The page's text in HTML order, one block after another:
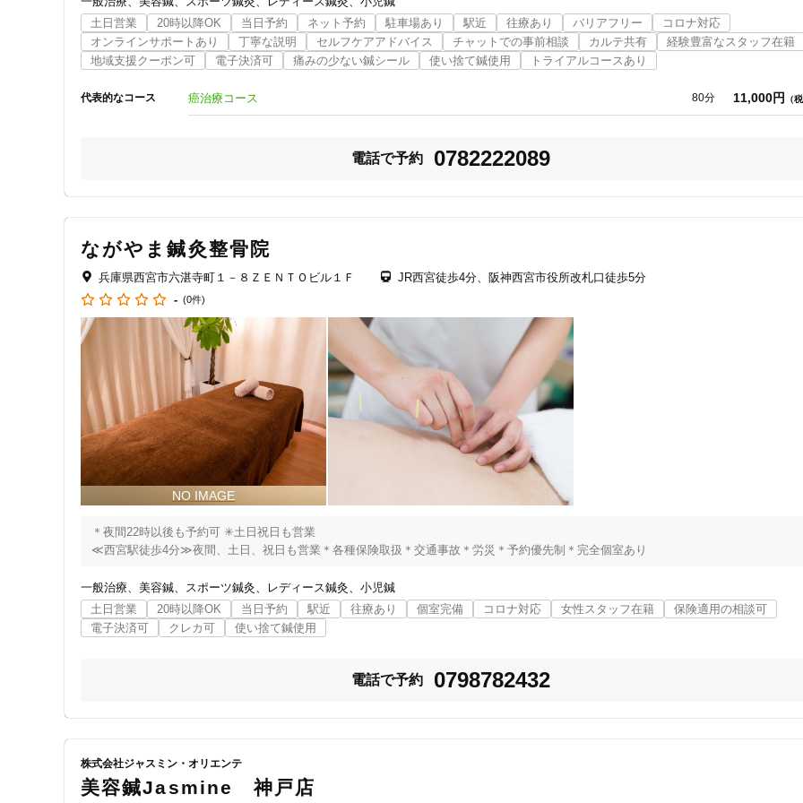
ジャンル
一般治療 美容鍼 スポーツ鍼灸 レディー
設備の特徴
キッズスペースあり バリアフリー
女性向けの特徴
女性スタッフ在籍 女性限定
接客・サービスの特徴
コロナ対応 オンラインサポートあり
チャットでの事前相談 カルテ共有 経験豊富なスタッフ在籍
使い捨て鍼使用
土日営業
20時以降OK 当日予約 ネット予約 駐車場あり 駅近 往療あり バリアフリー
コロナ対応
オンラインサポートあり
丁寧な説明 セルフケアアドバイス チャットでの事前相談 カルテ共有
経験豊富なスタッフ在籍
地域支援クーポン可
電子決済可 痛みの少ない鍼シール 使い捨て鍼使用 トライアルコースあり
代表的なコース 癌治療コース 80分 11,000円 （
電話で予約 0782222089
ながやま鍼灸整骨院
兵庫県西宮市六湛寺町１－８ＺＥＮＴＯビル１Ｆ
JR西宮徒歩4分、阪神西宮市役所改札口徒歩5分
- (0件)
＊夜間22時以後も予約可 ✳︎土日祝日も営業
≪西宮駅徒歩4分≫夜間、土日、祝日も営業＊各種保険取扱＊交通事故＊労災＊予約優先制＊完全個室あり
一般治療 美容鍼 スポーツ鍼灸 レディース鍼灸
小児鍼
土日営業
20時以降OK 当日予約 駅近 往療あり 個室完備 コロナ対応 女性スタッフ在籍
保険適用の相談可
電子決済可
クレカ可 使い捨て鍼使用
電話で予約 0798782432
株式会社ジャスミン・オリエンテ
美容鍼Jasmine 神戸店
「健康にはりを見た」